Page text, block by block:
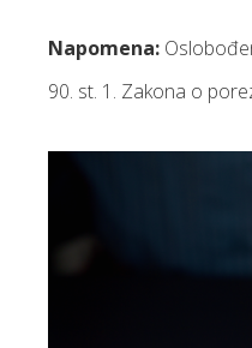
Napomena:
90. st. 1. Zakona o